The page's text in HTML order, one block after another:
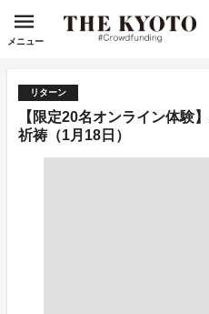
メニュー
リターン
【限定20名オンライン体験
祈祷（1月18日）